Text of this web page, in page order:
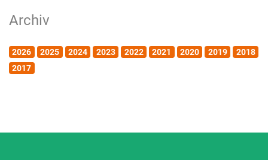
Archiv
2026 2025 2024 2023 2022 2021 2020 2019
2018
2017